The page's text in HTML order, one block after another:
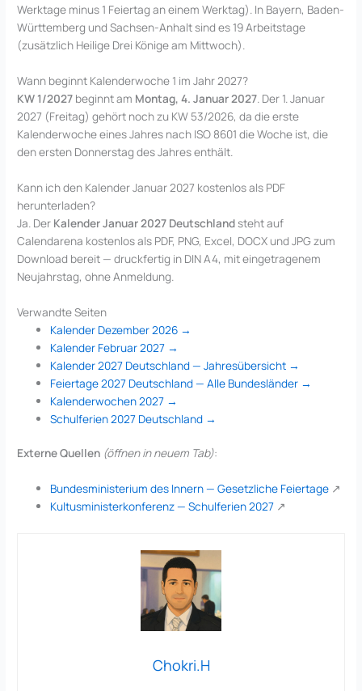
Werktage minus 1 Feiertag an einem Werktag). In Bayern, Baden-
Württemberg und Sachsen-Anhalt sind es 19 Arbeitstage
(zusätzlich Heilige Drei Könige am Mittwoch).
Wann beginnt Kalenderwoche 1 im Jahr 2027?
KW 1/2027 beginnt am Montag, 4. Januar 2027. Der 1. Januar
2027 (Freitag) gehört noch zu KW 53/2026, da die erste
Kalenderwoche eines Jahres nach ISO 8601 die Woche ist, die
den ersten Donnerstag des Jahres enthält.
Kann ich den Kalender Januar 2027 kostenlos als PDF
herunterladen?
Ja. Der Kalender Januar 2027 Deutschlandsteht auf
Calendarena kostenlos als PDF, PNG, Excel, DOCX und JPG zum
Download bereit — druckfertig in DIN A4, mit eingetragenem
Neujahrstag, ohne Anmeldung.
Verwandte Seiten
Kalender Dezember 2026 →
Kalender Februar 2027 →
Kalender 2027 Deutschland — Jahresübersicht →
Feiertage 2027 Deutschland — Alle Bundesländer →
Kalenderwochen 2027 →
Schulferien 2027 Deutschland →
Externe Quellen (öffnen in neuem Tab):
Bundesministerium des Innern — Gesetzliche Feiertage ↗
Kultusministerkonferenz — Schulferien 2027 ↗
Chokri.H